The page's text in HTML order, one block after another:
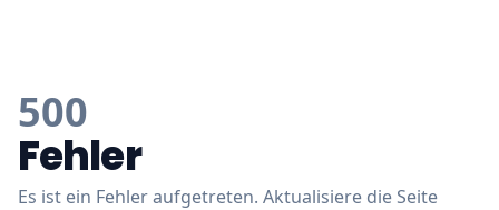
500
Fehler
Es ist ein Fehler aufgetreten. Aktualisiere die Seite